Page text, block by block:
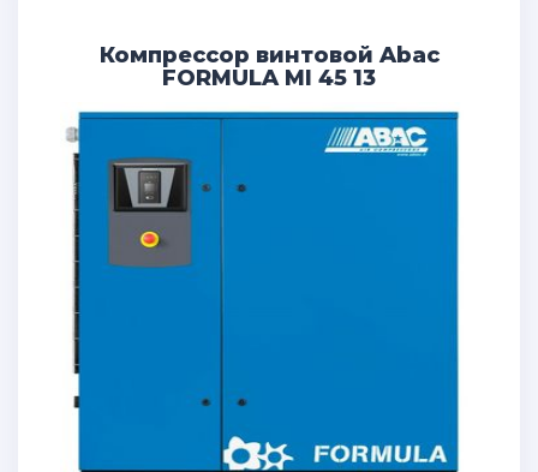
Компрессор винтовой Abac
FORMULA MI 45 13